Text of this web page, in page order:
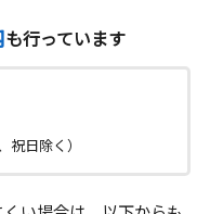
も行っています
祝日除く）